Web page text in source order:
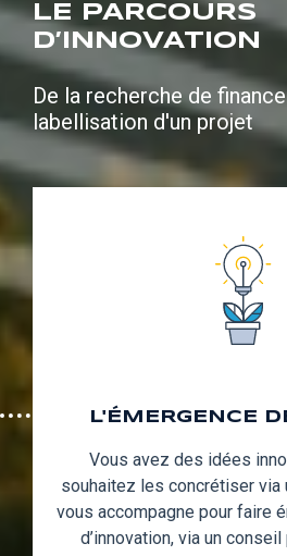
LE PARCOURS
D’INNOVATION
De la recherche de
labellisation d'un projet
L'ÉMERGENCE
Vous avez des idées
souhaitez les concrétiser via
vous accompagne pour faire
d’innovation, via un